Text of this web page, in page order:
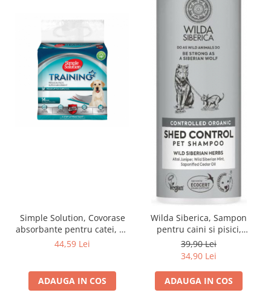
Simple Solution, Covorase
absorbante pentru catei, 53
x 58cm, 14 buc
44,59 Lei
ADAUGA IN COS
Wilda Siberica, Sampon
pentru caini si pisici,
antinaparlire, 400 ml
39,90 Lei
34,90 Lei
ADAUGA IN COS